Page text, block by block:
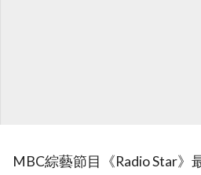
MBC綜藝節目《Radio Star》